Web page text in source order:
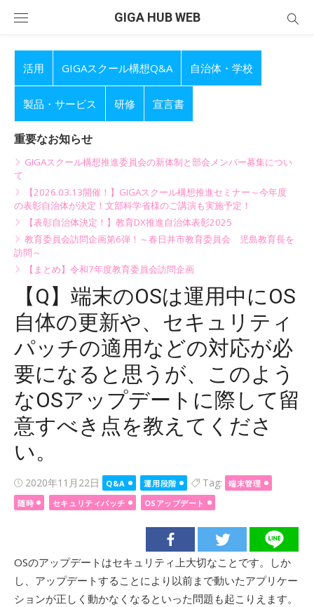
GIGA HUB WEB
活用 GIGAスクール構想Q&A 自治体・学校
製品・サービス 研修 宣言書
重要なお知らせ
GIGAスクール構想推進委員会の新体制と部会メンバー募集につい
て
【2026.03.13開催！】GIGAスクール構想推進セミナー～今年度
の表彰自治体が決定！文部科学省様のご講演も実施予定！
【表彰自治体決定！】教育DX推進自治体表彰2025
教育委員会訪問企画第6弾！～春日井市教育委員会 児島教育長を
訪問～
【まとめ】令和7年度教育委員会訪問企画
【Q】端末のOSは運用中にOS
自体の更新や、セキュリティ
パッチの適用などの対応が必
要になると思うが、このよう
なOSアップデートに際して留
意すべき点を教えてくださ
い。
Posted
on
2020年11月22日 Q&A 運用段階 Tag:
端末管理
随時
セキュリティパッチ OSアップデート
OSのアップデートはセキュリティ上大切なことです。しか
し、アップデートすることにより以前まで動いたアプリケー
ションが正しく動かなくなるといった問題も起こりえます。